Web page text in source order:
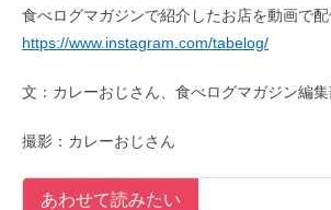
食べログマガジンで紹介したお店を動画で配
https://www.instagram.com/tabelog/
文：カレーおじさん、食べログマガジン編集
撮影：カレーおじさん
あわせて読みたい